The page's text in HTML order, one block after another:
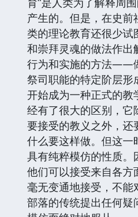
产生的。但是，在史前
类的理论教育还很少试
和崇拜灵魂的做法作出
行为和实施的方法——
祭司职能的特定阶层形
开始成为一种正式的教
经有了很大的区别，
要接受的教义之外，还
什么要这样做。但这一
具有纯粹模仿的性质。
他们可以接受来自各
毫无变通地接受，不能
部落的传统提出任何疑